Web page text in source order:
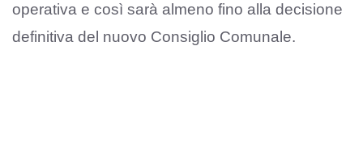
operativa e così sarà almeno fino alla decisione
definitiva del nuovo Consiglio Comunale.